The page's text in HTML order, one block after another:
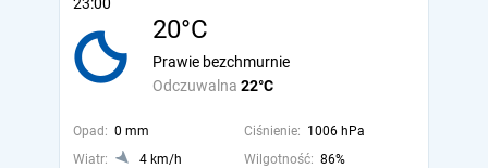
20°C
Odczuwalna 22°C
Prawie bezchmurnie
Opad: 0 mm Ciśnienie: 1006 hPa
Wiatr:
4 km/h Wilgotność: 86%